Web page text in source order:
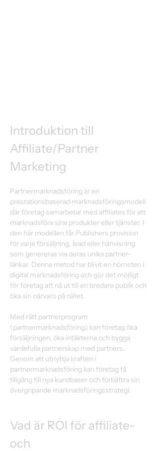
Introduktion till
Affiliate/Partner
Marketing
Partnermarknadsföring är en
prestationsbaserad marknadsföringsmodell
där företag samarbetar med affiliates för att
marknadsföra sina produkter eller tjänster. I
den här modellen får Publishers provision
för varje försäljning, lead eller hänvisning
som genereras via deras unika partner-
länkar. Denna metod har blivit en hörnsten i
digital marknadsföring och gör det möjligt
för företag att nå ut till en bredare publik och
öka sin närvaro på nätet.
Med rätt partnerprogram
(partnermarknadsföring) kan företag öka
försäljningen, öka intäkterna och bygga
värdefulla partnerskap med partners.
Genom att utnyttja kraften i
partnermarknadsföring kan företag få
tillgång till nya kundbaser och förbättra sin
övergripande marknadsföringsstrategi.
Vad är ROI för affiliate-
och